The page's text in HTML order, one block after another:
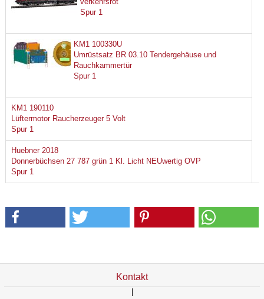
Spur 1
KM1 100330U
Umrüstsatz BR 03.10 Tendergehäuse und
Rauchkammertür
Spur 1
KM1 190110
Lüftermotor Raucherzeuger 5 Volt
Spur 1
Huebner 2018
Donnerbüchsen 27 787 grün 1 Kl. Licht NEUwertig OVP
Spur 1
Kontakt